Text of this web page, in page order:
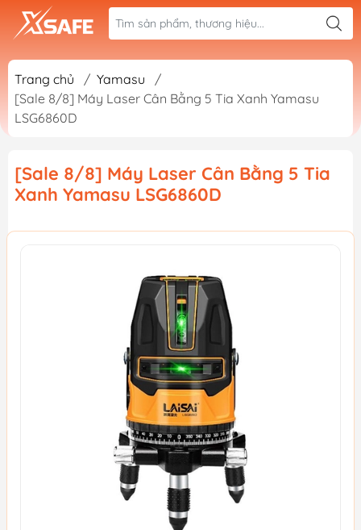
Trang chủ / Yamasu
/
[Sale 8/8] Máy Laser Cân Bằng 5 Tia Xanh Yamasu
LSG6860D
[Sale 8/8] Máy Laser Cân Bằng 5 Tia
Xanh Yamasu LSG6860D